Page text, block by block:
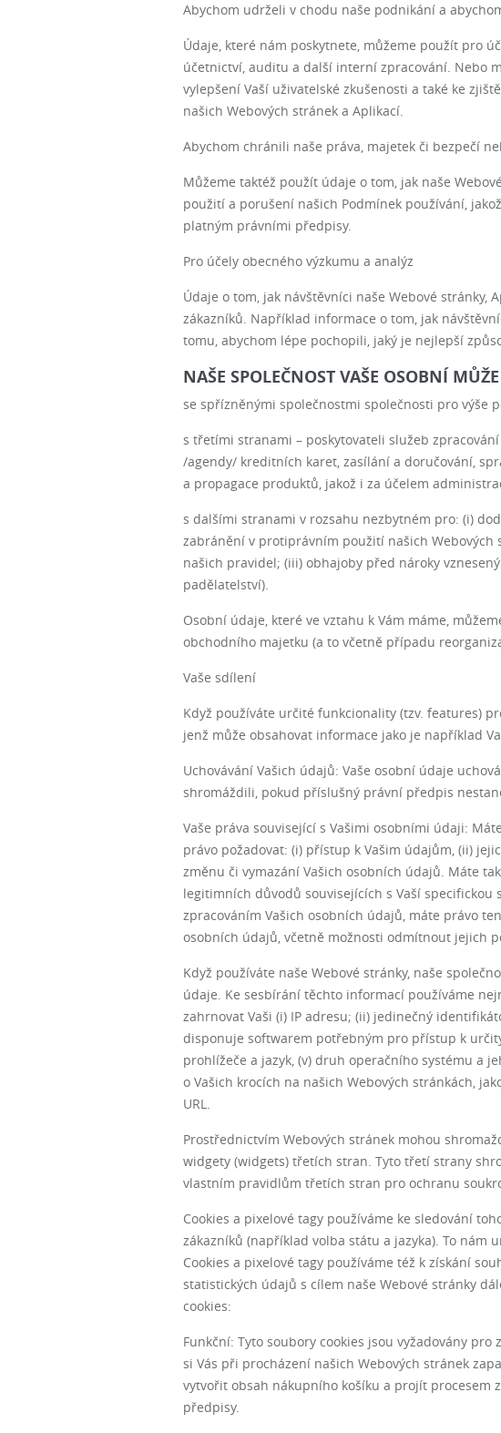
Abychom udrželi v chodu naše podnikání a
Údaje, které nám poskytnete, můžeme použít pro
účetnictví, auditu a další interní zpracování. Nebo
vylepšení Vaší uživatelské zkušenosti a také ke
našich Webových stránek a Aplikací.
Abychom chránili naše práva, majetek či bezpečí
Můžeme taktéž použít údaje o tom, jak naše
použití a porušení našich Podmínek používání,
platným právními předpisy.
Pro účely obecného výzkumu a analýz
Údaje o tom, jak návštěvníci naše Webové
zákazníků. Například informace o tom, jak
tomu, abychom lépe pochopili, jaký je nejlepší
NAŠE SPOLEČNOST VAŠE OSOBNÍ
se spřízněnými společnostmi společnosti pro výše
s třetími stranami – poskytovateli služeb
/agendy/ kreditních karet, zasílání a doručování,
a propagace produktů, jakož i za účelem
s dalšími stranami v rozsahu nezbytném pro: (i)
zabránění v protiprávním použití našich Webových
našich pravidel; (iii) obhajoby před nároky
padělatelství).
Osobní údaje, které ve vztahu k Vám máme,
obchodního majetku (a to včetně případu
Vaše sdílení
Když používáte určité funkcionality (tzv. features)
jenž může obsahovat informace jako je například
Uchovávání Vašich údajů: Vaše osobní údaje
shromáždili, pokud příslušný právní předpis
Vaše práva související s Vašimi osobními údaji:
právo požadovat: (i) přístup k Vašim údajům, (ii)
změnu či vymazání Vašich osobních údajů. Máte
legitimních důvodů souvisejících s Vaší specifickou
zpracováním Vašich osobních údajů, máte právo
osobních údajů, včetně možnosti odmítnout jejich
Když používáte naše Webové stránky, naše
údaje. Ke sesbírání těchto informací používáme
zahrnovat Vaši (i) IP adresu; (ii) jedinečný
disponuje softwarem potřebným pro přístup k
prohlížeče a jazyk, (v) druh operačního systému a
o Vašich krocích na našich Webových stránkách,
URL.
Prostřednictvím Webových stránek mohou
widgety (widgets) třetích stran. Tyto třetí strany
vlastním pravidlům třetích stran pro ochranu
Cookies a pixelové tagy používáme ke sledování
zákazníků (například volba státu a jazyka). To nám
Cookies a pixelové tagy používáme též k získání
statistických údajů s cílem naše Webové stránky
cookies:
Funkční: Tyto soubory cookies jsou vyžadovány
si Vás při procházení našich Webových stránek
vytvořit obsah nákupního košíku a projít procesem
předpisy.